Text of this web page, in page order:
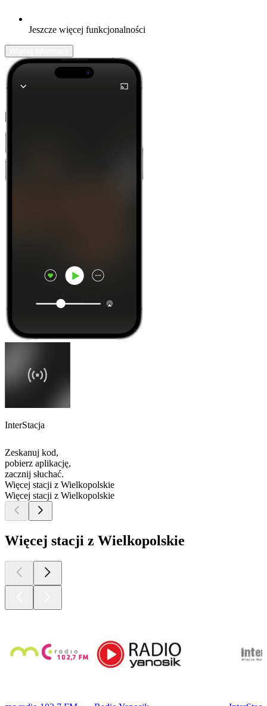
Jeszcze więcej funkcjonalności
InterStacja
Zeskanuj kod,
pobierz aplikację,
zacznij słuchać.
Więcej stacji z Wielkopolskie
Więcej stacji z Wielkopolskie
Więcej stacji z Wielkopolskie